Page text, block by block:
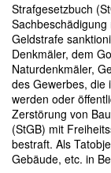
Strafgesetzbuch
Geldstrafe
Denkmäler, dem
Naturdenkmäler,
des Gewerbes, die
werden oder
Zerstörung von
(StGB) mit
bestraft. Als
Gebäude, etc. in